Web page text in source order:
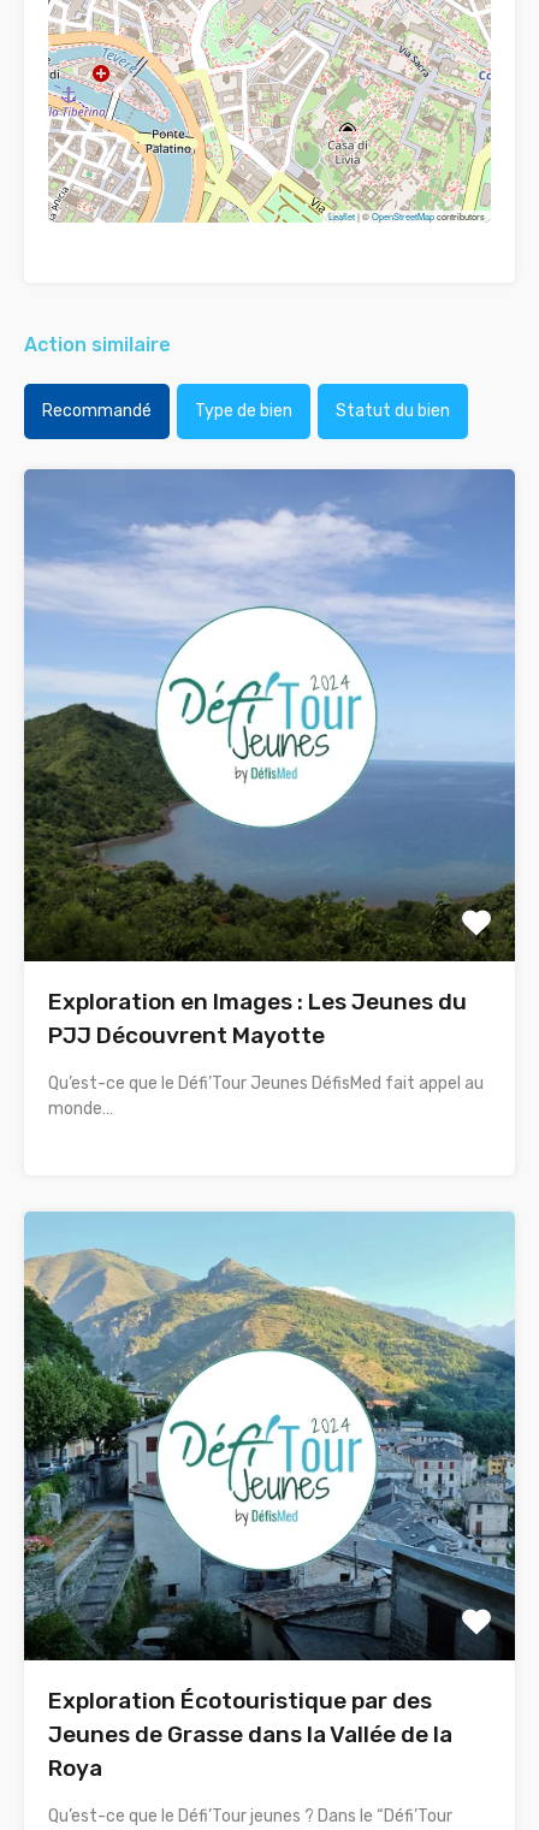
Leaflet| ©OpenStreetMapcontributors
Action similaire
Recommandé Type de bien Statut du bien
Exploration en Images : Les Jeunes du
PJJ Découvrent Mayotte
Qu’est-ce que le Défi’Tour Jeunes DéfisMed fait appel au
monde…
Exploration Écotouristique par des
Jeunes de Grasse dans la Vallée de la
Roya
Qu’est-ce que le Défi’Tour jeunes ? Dans le “Défi’Tour